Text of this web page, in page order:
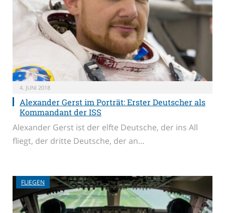
4. JUNI 2018
Alexander Gerst im Porträt: Erster Deutscher als
Kommandant der ISS
Alexander Gerst ist der elfte Deutsche, der ins All
fliegt, der dritte Deutsche, der an…
FLIEGEN